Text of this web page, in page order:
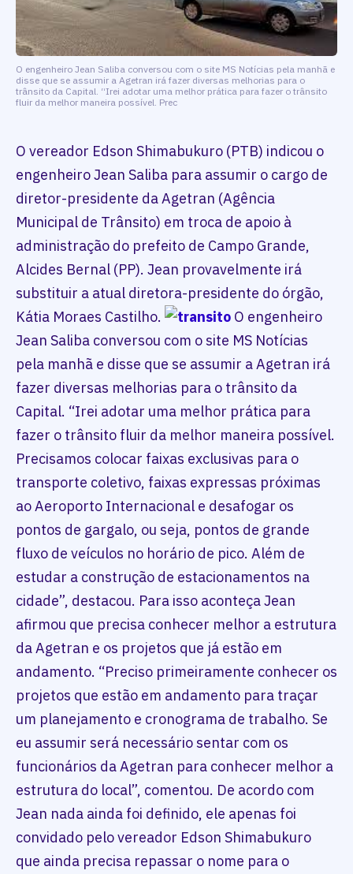
O engenheiro Jean Saliba conversou com o site MS Notícias pela manhã e
disse que se assumir a Agetran irá fazer diversas melhorias para o
trânsito da Capital. “Irei adotar uma melhor prática para fazer o trânsito
fluir da melhor maneira possível. Prec
O vereador Edson Shimabukuro (PTB) indicou o
engenheiro Jean Saliba para assumir o cargo de
diretor-presidente da Agetran (Agência
Municipal de Trânsito) em troca de apoio à
administração do prefeito de Campo Grande,
Alcides Bernal (PP). Jean provavelmente irá
substituir a atual diretora-presidente do órgão,
Kátia Moraes Castilho.
O engenheiro
Jean Saliba conversou com o site MS Notícias
pela manhã e disse que se assumir a Agetran irá
fazer diversas melhorias para o trânsito da
Capital. “Irei adotar uma melhor prática para
fazer o trânsito fluir da melhor maneira possível.
Precisamos colocar faixas exclusivas para o
transporte coletivo, faixas expressas próximas
ao Aeroporto Internacional e desafogar os
pontos de gargalo, ou seja, pontos de grande
fluxo de veículos no horário de pico. Além de
estudar a construção de estacionamentos na
cidade”, destacou. Para isso aconteça Jean
afirmou que precisa conhecer melhor a estrutura
da Agetran e os projetos que já estão em
andamento. “Preciso primeiramente conhecer os
projetos que estão em andamento para traçar
um planejamento e cronograma de trabalho. Se
eu assumir será necessário sentar com os
funcionários da Agetran para conhecer melhor a
estrutura do local”, comentou. De acordo com
Jean nada ainda foi definido, ele apenas foi
convidado pelo vereador Edson Shimabukuro
que ainda precisa repassar o nome para o